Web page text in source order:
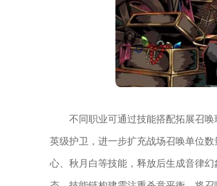
不同职业可通过技能搭配拓展召
英级护卫，进一步扩充战场召唤单位
心、秋月白等技能，释放后生成音律